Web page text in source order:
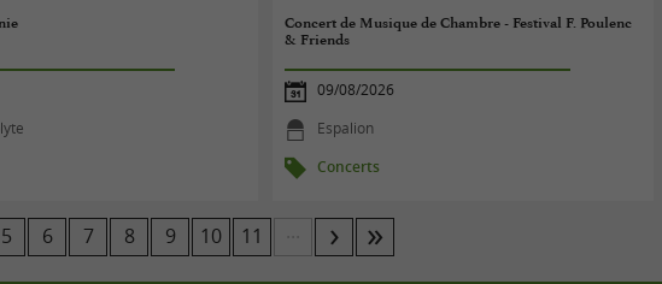
Concert de Musique de Chambre - Festival F. Poulenc
& Friends
09/08/2026
Espalion
Concerts
5 6 7 8 9 10 11